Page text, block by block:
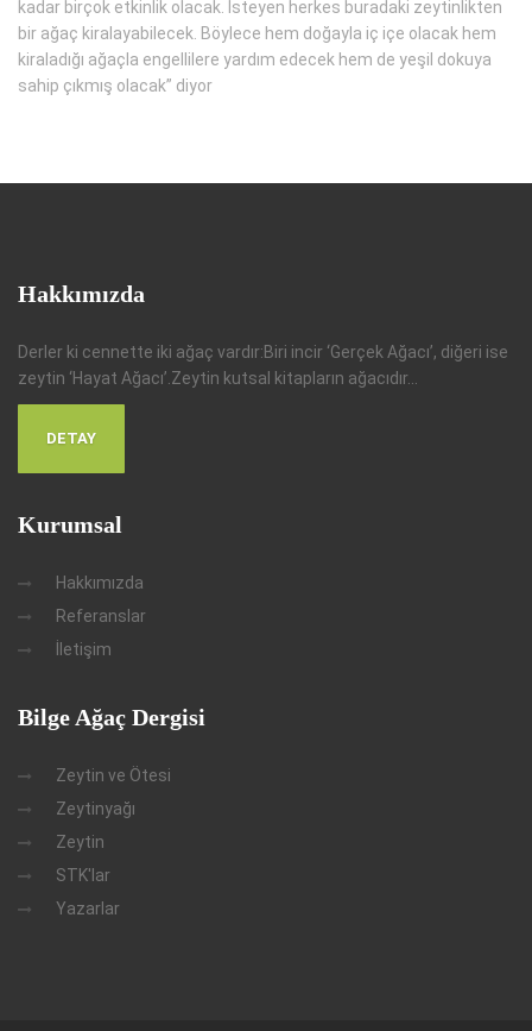
kadar birçok etkinlik olacak. İsteyen herkes buradaki zeytinlikten
bir ağaç kiralayabilecek. Böylece hem doğayla iç içe olacak hem
kiraladığı ağaçla engellilere yardım edecek hem de yeşil dokuya
sahip çıkmış olacak” diyor
Hakkımızda
Derler ki cennette iki ağaç vardır:Biri incir ‘Gerçek Ağacı’, diğeri ise
zeytin ‘Hayat Ağacı’.Zeytin kutsal kitapların ağacıdır...
DETAY
Kurumsal
Hakkımızda
Referanslar
İletişim
Bilge Ağaç Dergisi
Zeytin ve Ötesi
Zeytinyağı
Zeytin
STK'lar
Yazarlar